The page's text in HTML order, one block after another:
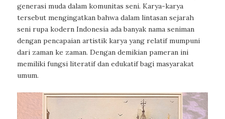
generasi muda dalam komunitas seni. Karya-karya
tersebut mengingatkan bahwa dalam lintasan sejarah
seni rupa kodern Indonesia ada banyak nama seniman
dengan pencapaian artistik karya yang relatif mumpuni
dari zaman ke zaman. Dengan demikian pameran ini
memiliki fungsi literatif dan edukatif bagi masyarakat
umum.